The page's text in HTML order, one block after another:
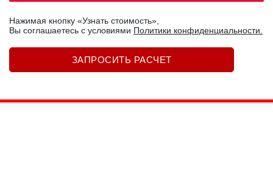
Нажимая кнопку «Узнать стоимость»,
Вы соглашаетесь c условиями Политики конфиденциальности.